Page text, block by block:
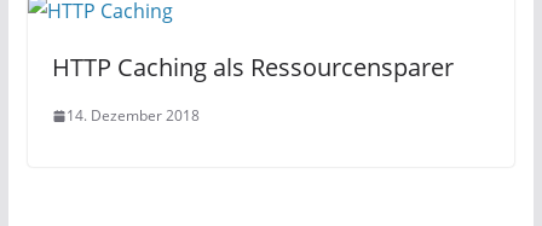
HTTP Caching als Ressourcensparer
14. Dezember 2018